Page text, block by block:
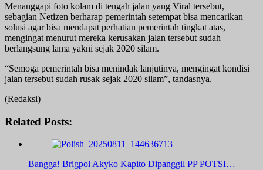
Menanggapi foto kolam di tengah jalan yang Viral tersebut,
sebagian Netizen berharap pemerintah setempat bisa mencarikan
solusi agar bisa mendapat perhatian pemerintah tingkat atas,
mengingat menurut mereka kerusakan jalan tersebut sudah
berlangsung lama yakni sejak 2020 silam.
“Semoga pemerintah bisa menindak lanjutinya, mengingat kondisi
jalan tersebut sudah rusak sejak 2020 silam”, tandasnya.
(Redaksi)
Related Posts:
Bangga! Brigpol Akyko Kapito Dipanggil PP POTSI…